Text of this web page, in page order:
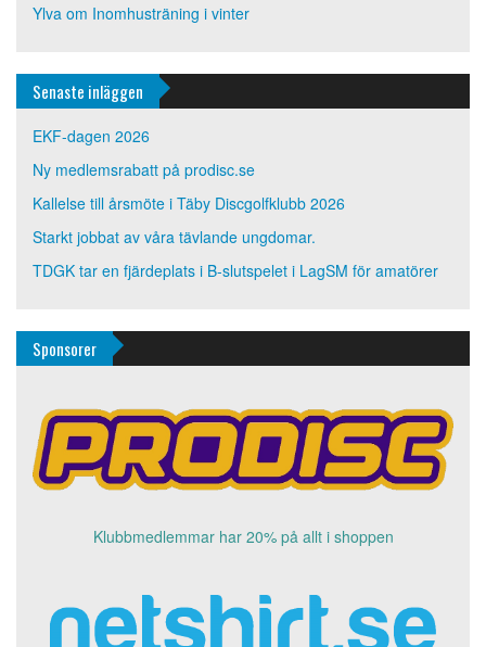
Ylva om Inomhusträning i vinter
Senaste inläggen
EKF-dagen 2026
Ny medlemsrabatt på prodisc.se
Kallelse till årsmöte i Täby Discgolfklubb 2026
Starkt jobbat av våra tävlande ungdomar.
TDGK tar en fjärdeplats i B-slutspelet i LagSM för amatörer
Sponsorer
Klubbmedlemmar har 20% på allt i shoppen